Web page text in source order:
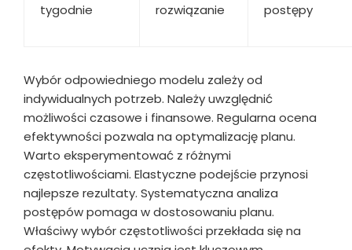
tygodnie
rozwiązanie
postępy
Wybór odpowiedniego modelu zależy od
indywidualnych potrzeb. Należy uwzględnić
możliwości czasowe i finansowe. Regularna ocena
efektywności pozwala na optymalizację planu.
Warto eksperymentować z różnymi
częstotliwościami. Elastyczne podejście przynosi
najlepsze rezultaty. Systematyczna analiza
postępów pomaga w dostosowaniu planu.
Właściwy wybór częstotliwości przekłada się na